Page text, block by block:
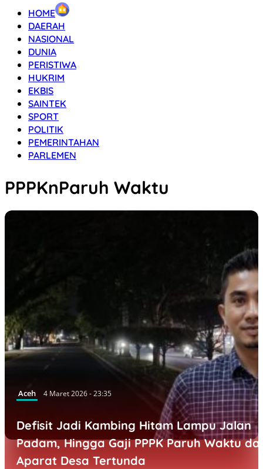
HOME
DAERAH
NASIONAL
DUNIA
PERISTIWA
HUKRIM
EKBIS
SAINTEK
SPORT
POLITIK
PEMERINTAHAN
PARLEMEN
PPPKnParuh Waktu
Aceh 4 Maret 2026 - 23:35
Defisit Jadi Kambing Hitam Lampu Jalan
Padam, Hingga Gaji PPPK Paruh Waktu
Aparat Desa Tertunda